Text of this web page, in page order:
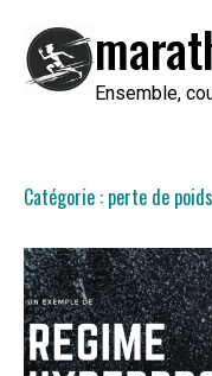
contenu
Ensemble,
Catégorie : perte de poids